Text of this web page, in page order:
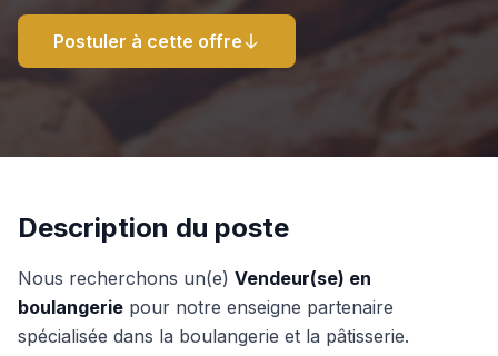
Postuler à cette offre
Description du poste
Nous recherchons un(e) Vendeur(se) en
boulangerie pour notre enseigne partenaire
spécialisée dans la boulangerie et la pâtisserie.